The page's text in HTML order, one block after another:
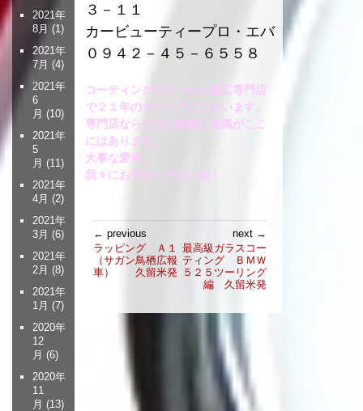
３－１１
カービューティープロ・エバ
０９４２－４５－６５５８
コーティングやフィルム施工専門店
で２１年のキャリアがございます。
専門店ならではの経験と知識がここ
にはあります。
大事な愛車。
我々にお任せくださいね！
稿
ナ
ビ
← previous
ラッピング Ａ１
（サガン鳥栖広報
車） 久留米発
next →
最高級ガラスコー
ティング ＢＭＷ
５２５ツーリング
編 久留米発
2021年
8月 (1)
2021年
7月 (4)
2021年
6
月 (10)
2021年
5
月 (11)
2021年
4月 (2)
2021年
3月 (6)
2021年
2月 (8)
2021年
1月 (7)
2020年
12
月 (6)
2020年
11
月 (13)